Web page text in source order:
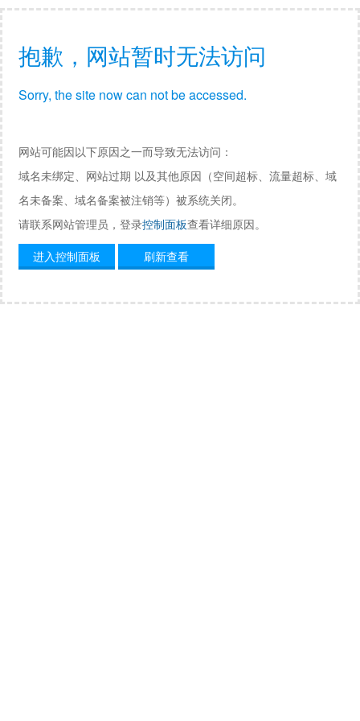
抱歉，网站暂时无法访问
Sorry, the site now can not be accessed.
网站可能因以下原因之一而导致无法访问：
域名未绑定、网站过期 以及其他原因（空间超标、流量超标、域
名未备案、域名备案被注销等）被系统关闭。
请联系网站管理员，登录控制面板查看详细原因。
进入控制面板
刷新查看